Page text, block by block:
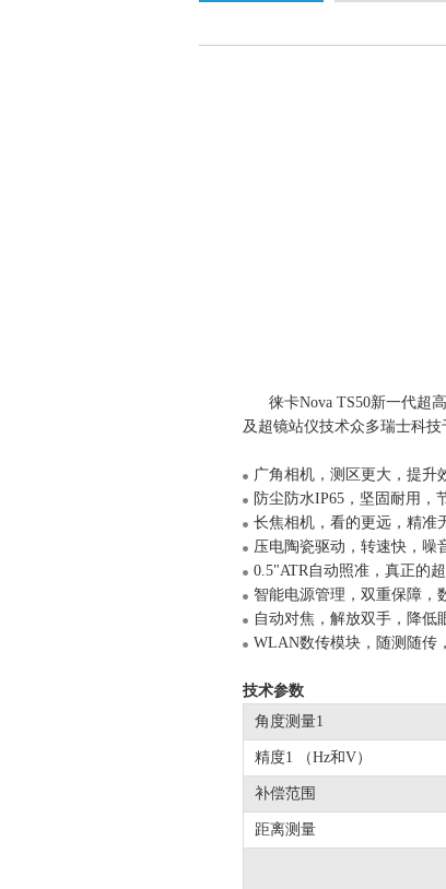
徕卡Nova TS50新一代超
及超镜站仪技术众多瑞士科技
广角相机，测区更大，提
防尘防水IP65，坚固耐用
长焦相机，看的更远，精
压电陶瓷驱动，转速快，
0.5"ATR自动照准，真正的
智能电源管理，双重保障
自动对焦，解放双手，降
WLAN数传模块，随测随
技术参数
角度测量1
精度1 （Hz和V）
补偿范围
距离测量